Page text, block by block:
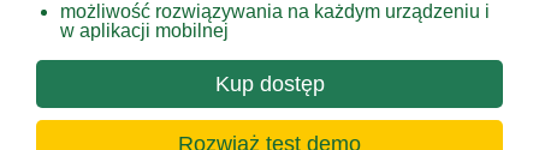
możliwość rozwiązywania na każdym urządzeniu i
w aplikacji mobilnej
Kup dostęp
Rozwiąż test demo